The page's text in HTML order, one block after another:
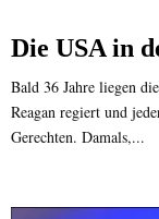
Die USA in
Bald 36 Jahre liegen
Reagan regiert und
Gerechten. Damals,...